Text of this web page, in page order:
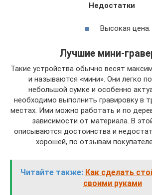
Недостатки
Высокая цена.
Лучшие мини-
Такие устройства обычно весят
и называются «мини». Они легко
небольшой сумке и особенно
необходимо выполнить гравировку в
местах. Ими можно работать и по
зависимости от материала. В
описываются достоинства и
хорошей, по отзывам
Читайте также: Как сделать
своими руками